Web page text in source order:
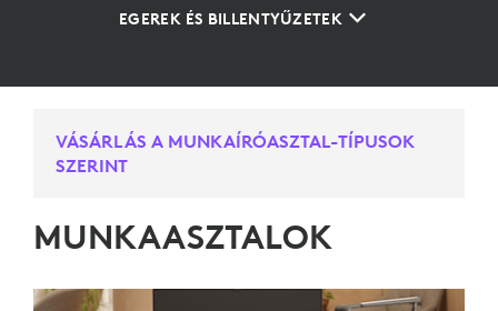
EGEREK ÉS BILLENTYŰZETEK
VÁSÁRLÁS A MUNKAÍRÓASZTAL-TÍPUSOK
SZERINT
MUNKAASZTALOK